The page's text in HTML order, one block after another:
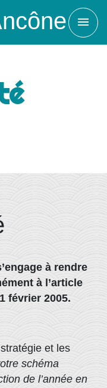
menu
à rendre
à l’article
février 2005.
et les
schéma
de l’année en